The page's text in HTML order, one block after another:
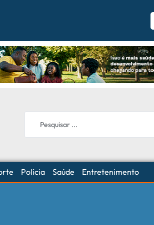
Grande
Polícia Saúde Entretenimento